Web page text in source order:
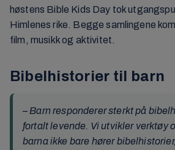
høstens Bible Kids Day tok
Himlenes rike. Begge samlingene
film, musikk og aktivitet.
Bibelhistorier til barn
– Barn responderer sterkt på
fortalt levende. Vi utvikler verktøy
barna ikke bare hører